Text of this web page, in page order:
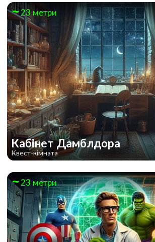
23 метри
Кабінет Дамблдора
Квест-кімната
23 метри